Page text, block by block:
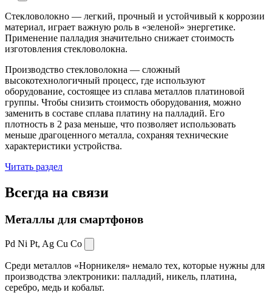
Стекловолокно — легкий, прочный и устойчивый к коррозии
материал, играет важную роль в «зеленой» энергетике.
Применение палладия значительно снижает стоимость
изготовления стекловолокна.
Производство стекловолокна — сложный
высокотехнологичный процесс, где используют
оборудование, состоящее из сплава металлов платиновой
группы. Чтобы снизить стоимость оборудования, можно
заменить в составе сплава платину на палладий. Его
плотность в 2 раза меньше, что позволяет использовать
меньше драгоценного металла, сохраняя технические
характеристики устройства.
Читать раздел
Всегда на связи
Металлы для смартфонов
Pd Ni Pt, Ag Cu Co
Среди металлов «Норникеля» немало тех, которые нужны для
производства электроники: палладий, никель, платина,
серебро, медь и кобальт.